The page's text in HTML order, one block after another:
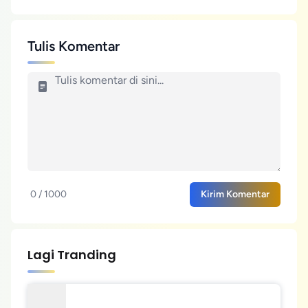
Tulis Komentar
0 / 1000 Kirim Komentar
Lagi Tranding